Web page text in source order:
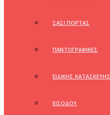
ΣΑΣΙ ΠΟΡΤΑΣ
ΠΑΝΤΟΓΡΑΦΙΚΕΣ
ΕΙΔΙΚΗΣ ΚΑΤΑΣΚΕΥΗΣ
ΕΙΣΟΔΟΥ